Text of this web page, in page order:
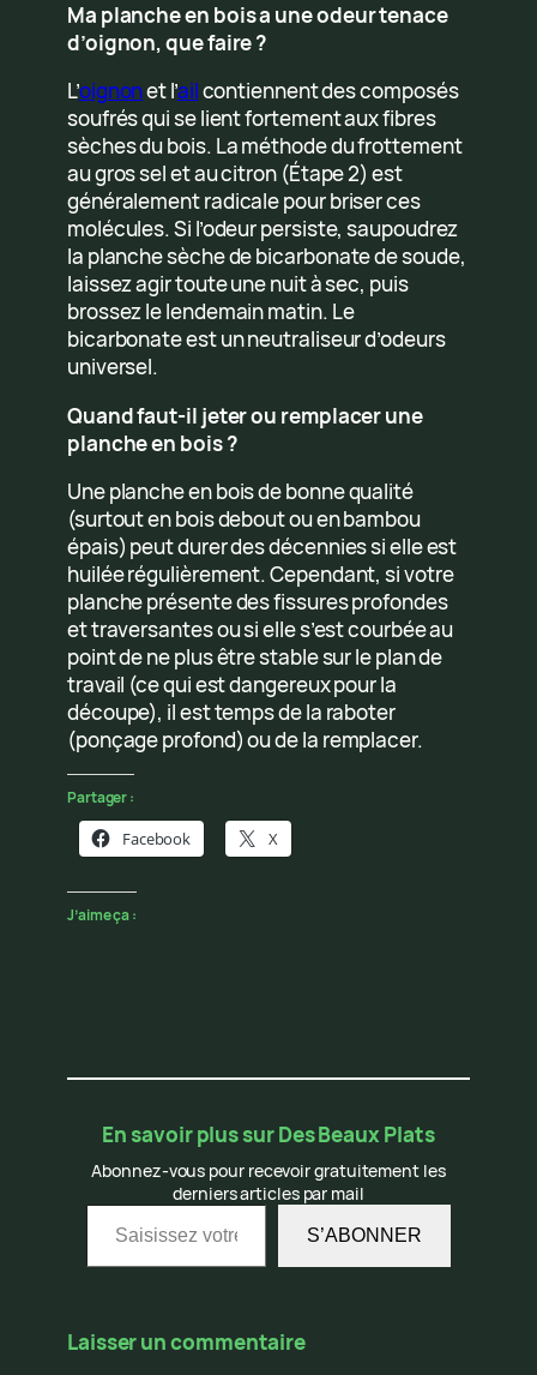
Ma planche en bois a une odeur tenace
d’oignon, que faire ?
L’oignonet l’ailcontiennent des composés
soufrés qui se lient fortement aux fibres
sèches du bois. La méthode du frottement
au gros sel et au citron (Étape 2) est
généralement radicale pour briser ces
molécules. Si l’odeur persiste, saupoudrez
la planche sèche de bicarbonate de soude,
laissez agir toute une nuit à sec, puis
brossez le lendemain matin. Le
bicarbonate est un neutraliseur d’odeurs
universel.
Quand faut-il jeter ou remplacer une
planche en bois ?
Une planche en bois de bonne qualité
(surtout en bois debout ou en bambou
épais) peut durer des décennies si elle est
huilée régulièrement. Cependant, si votre
planche présente des fissures profondes
et traversantes ou si elle s’est courbée au
point de ne plus être stable sur le plan de
travail (ce qui est dangereux pour la
découpe), il est temps de la raboter
(ponçage profond) ou de la remplacer.
Partager :
Facebook X
J’aime ça :
En savoir plus sur Des Beaux Plats
Abonnez-vous pour recevoir gratuitement les
derniers articles par mail
Saisissez votre adresse e-mail…
S’ABONNER
Laisser un commentaire